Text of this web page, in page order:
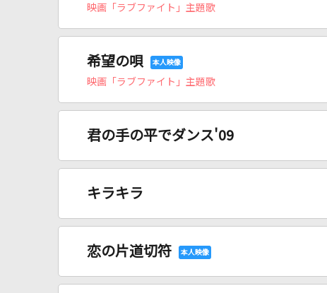
映画「ラブファイト」主題歌
希望の唄
映画「ラブファイト」主題歌
君の手の平でダンス'09
キラキラ
恋の片道切符